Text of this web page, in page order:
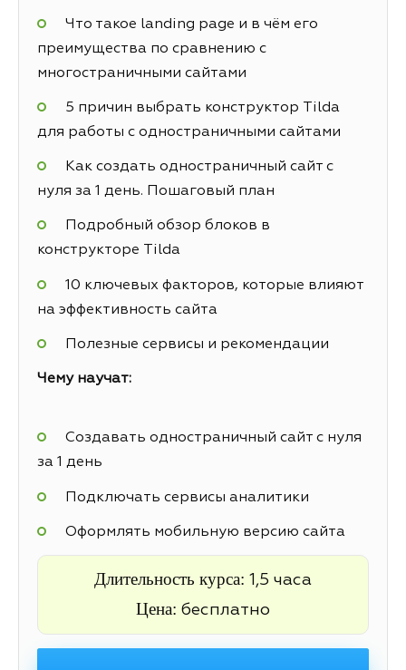
Что такое landing page и в чём его
преимущества по сравнению с
многостраничными сайтами
5 причин выбрать конструктор Tilda
для работы с одностраничными сайтами
Как создать одностраничный сайт с
нуля за 1 день. Пошаговый план
Подробный обзор блоков в
конструкторе Tilda
10 ключевых факторов, которые влияют
на эффективность сайта
Полезные сервисы и рекомендации
Чему научат:
Создавать одностраничный сайт с нуля
за 1 день
Подключать сервисы аналитики
Оформлять мобильную версию сайта
Длительность курса: 1,5 часа
Цена: бесплатно